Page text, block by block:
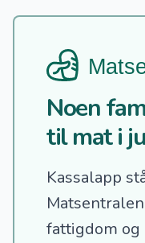
Noen
til mat i
Kassalapp
fattigdom og